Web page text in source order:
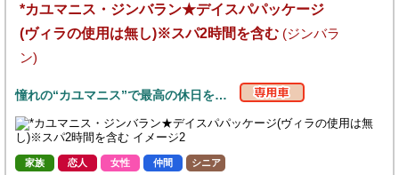
*カユマニス・ジンバラン★デイスパパッケージ
(ヴィラの使用は無し)※スパ2時間を含む (ジンバラ
ン)
憧れの“カユマニス”で最高の休日を…
家族 恋人 女性 仲間 シニア